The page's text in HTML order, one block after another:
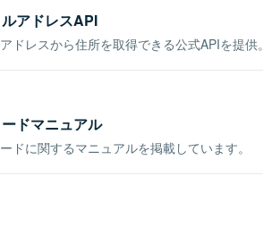
アドレスAPI
ドレスから住所を取得できる公式APIを提供。
ドマニュアル
ドに関するマニュアルを掲載しています。